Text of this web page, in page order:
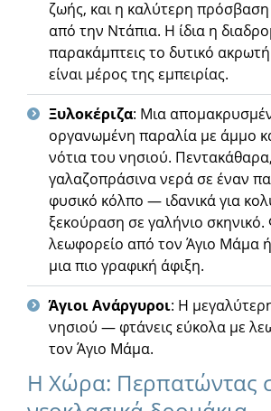
ζωής, και η καλύτερη πρόσβαση
από την Ντάπια. Η ίδια η
παρακάμπτεις το δυτικό
είναι μέρος της εμπειρίας.
Ξυλοκέριζα: Μια
οργανωμένη παραλία με άμμο
νότια του νησιού. Πεντακάθαρα,
γαλαζοπράσινα νερά σε έναν
φυσικό κόλπο — ιδανικά για
ξεκούραση σε γαλήνιο σκηνικό.
λεωφορείο από τον Άγιο Μάμα ή
μια πιο γραφική άφιξη.
Άγιοι Ανάργυροι: Η
νησιού — φτάνεις εύκολα με
τον Άγιο Μάμα.
Η Χώρα: Περπατώντας